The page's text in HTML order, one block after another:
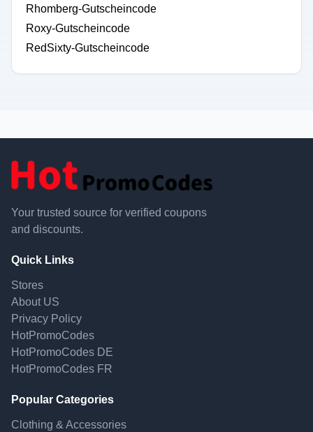
Rhomberg-Gutscheincode
Roxy-Gutscheincode
RedSixty-Gutscheincode
Your trusted source for verified coupons
and discounts.
Quick Links
Stores
About US
Privacy Policy
HotPromoCodes
HotPromoCodes DE
HotPromoCodes FR
Popular Categories
Clothing & Accessories